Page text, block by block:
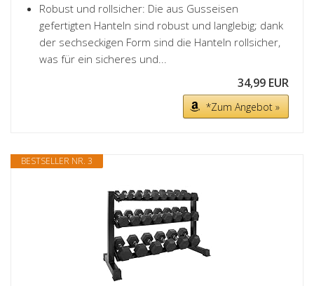
Robust und rollsicher: Die aus Gusseisen
gefertigten Hanteln sind robust und langlebig; dank
der sechseckigen Form sind die Hanteln rollsicher,
was für ein sicheres und...
34,99 EUR
*Zum Angebot »
BESTSELLER NR. 3